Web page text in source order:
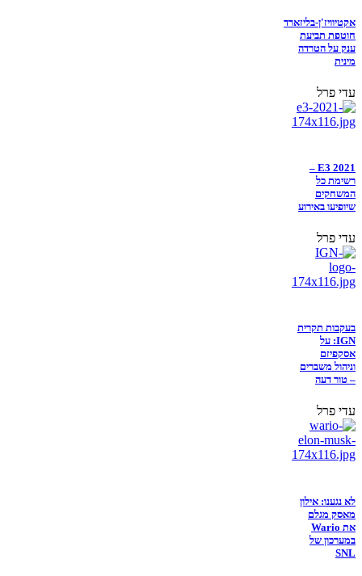
אקטיוויז'ן-בליזארד
חוטפת תביעת
ענק על הטרדה
מינית
עדי פרל
E3 2021 –
רשימת כל
המשחקים
שיופיעו באירוע
עדי פרל
בעקבות תקרית
IGN: על
אסקפיזם
וניהול משברים
– טור דעה
עדי פרל
לא נגענו: אילון
מאסק מגלם
את Wario
במערכון של
SNL